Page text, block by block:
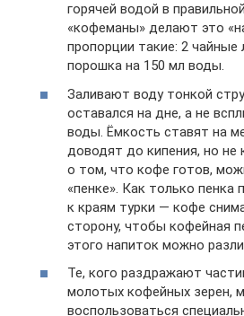
горячей водой в
«кофеманы» делают это
пропорции такие: 2
порошка на 150 мл воды.
Заливают воду тонкой
оставался на дне, а не
воды. Ёмкость ставят на
доводят до кипения, но не
о том, что кофе готов,
«пенке». Как только пенка
к краям турки — кофе
сторону, чтобы кофейная
этого напиток можно
Те, кого раздражают
молотых кофейных зерен,
воспользоваться